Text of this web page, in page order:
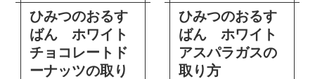
ひみつのおるす
ばん ホワイト
チョコレートド
ーナッツの取り
ひみつのおるす
ばん ホワイト
アスパラガスの
取り方